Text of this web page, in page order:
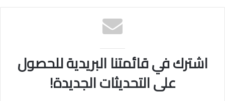
اشترك في قائمتنا البريدية للحصول
على التحديثات الجديدة!